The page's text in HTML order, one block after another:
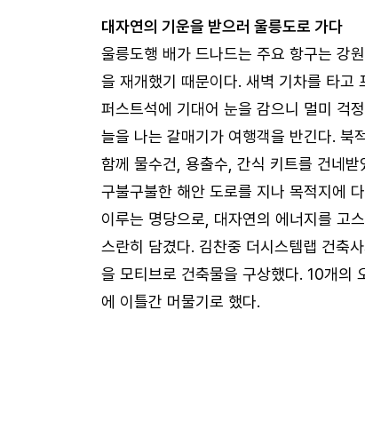
대자연의 기운을 받으러 울릉도로 가다
울릉도행 배가 드나드는 주요 항구는 강
을 재개했기 때문이다. 새벽 기차를 타고
퍼스트석에 기대어 눈을 감으니 멀미 걱
늘을 나는 갈매기가 여행객을 반긴다. 북
함께 물수건, 용출수, 간식 키트를 건네받
구불구불한 해안 도로를 지나 목적지에
이루는 명당으로, 대자연의 에너지를 고
스란히 담겼다. 김찬중 더시스템랩 건축
을 모티브로 건축물을 구상했다. 10개의
에 이틀간 머물기로 했다.